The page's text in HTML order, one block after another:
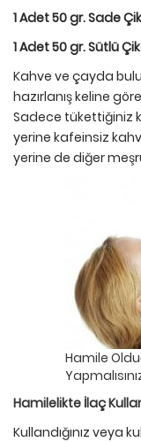
1 Adet 50 gr. Sade
1 Adet 50 gr. Sütlü
Kahve ve çayda
hazırlanış keline
Sadece tükettiğiniz
yerine kafeinsiz
yerine de diğer
Hamile
Hamilelikte İlaç
Kullandığınız veya